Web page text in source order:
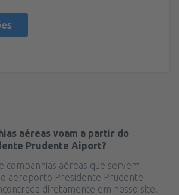
aéreas voam a partir do
Prudente Aiport?
companhias aéreas que servem
aeroporto Presidente Prudente
diretamente em nosso site.